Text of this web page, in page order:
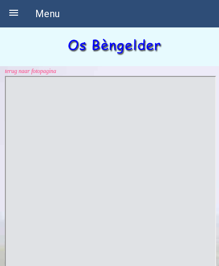
Menu

terug naar fotopagina